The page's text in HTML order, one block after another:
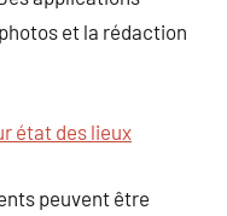
et la rédaction
état des lieux
peuvent être